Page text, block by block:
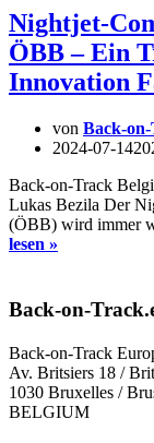
Nightjet-
ÖBB – Ein
Innovation
von Back-
2024-07-14
Back-on-Track
Lukas Bezila Der
(ÖBB) wird immer
lesen »
Dialog
mit
ÖBB
–
Ein
Treffen
Back-on-
Back-on-Track
Av. Britsiers 18 /
1030 Bruxelles /
BELGIUM